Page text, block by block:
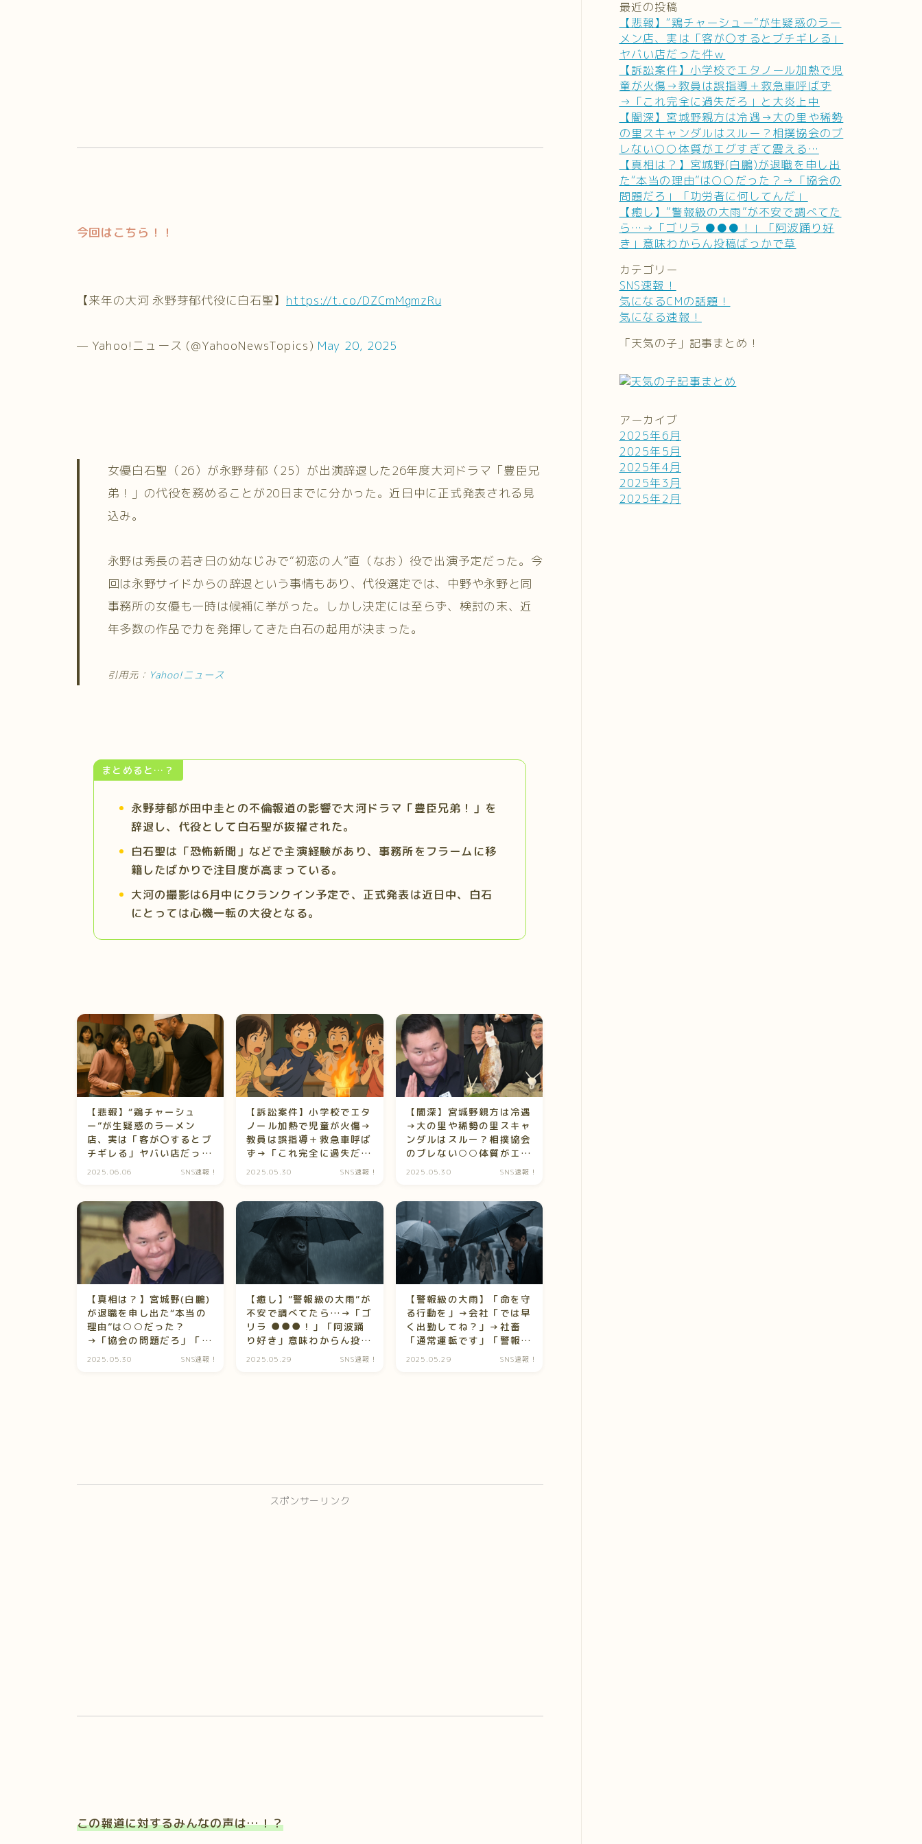
今回はこちら！！
【来年の大河 永野芽郁代役に白石聖】 https://t.co/DZCmMgmzRu
— Yahoo!ニュース (@YahooNewsTopics) May 20, 2025
女優白石聖（26）が永野芽郁（25）が出演辞退した26年度大河ドラマ「豊臣兄
弟！」の代役を務めることが20日までに分かった。近日中に正式発表される見
込み。
永野は秀長の若き日の幼なじみで“初恋の人”直（なお）役で出演予定だった。今
回は永野サイドからの辞退という事情もあり、代役選定では、中野や永野と同
事務所の女優も一時は候補に挙がった。しかし決定には至らず、検討の末、近
年多数の作品で力を発揮してきた白石の起用が決まった。
引用元： Yahoo!ニュース
まとめると…？
永野芽郁が田中圭との不倫報道の影響で大河ドラマ「豊臣兄弟！」を
辞退し、代役として白石聖が抜擢された。
白石聖は「恐怖新聞」などで主演経験があり、事務所をフラームに移
籍したばかりで注目度が高まっている。
大河の撮影は6月中にクランクイン予定で、正式発表は近日中、白石
にとっては心機一転の大役となる。
【悲報】“鶏チャーシュ
ー”が生疑惑のラーメン
店、実は「客が〇するとブ
チギレる」ヤバい店だった
件ｗ
2025.06.06 SNS速報！
【訴訟案件】小学校でエタ
ノール加熱で児童が火傷→
教員は誤指導＋救急車呼ば
ず→「これ完全に過失だ
ろ」と大炎上中
2025.05.30 SNS速報！
【闇深】宮城野親方は冷遇
→大の里や稀勢の里スキャ
ンダルはスルー？相撲協会
のブレない○○体質がエグ
すぎて震える…
2025.05.30 SNS速報！
【真相は？】宮城野(白鵬)
が退職を申し出た“本当の
理由”は○○だった？
→「協会の問題だろ」「功
労者に何してんだ」
2025.05.30 SNS速報！
【癒し】”警報級の大雨”が
不安で調べてたら…→「ゴ
リラ ●●●！」「阿波踊
り好き」意味わからん投稿
ばっかで草
2025.05.29 SNS速報！
【警報級の大雨】「命を守
る行動を」→会社「では早
く出勤してね？」→社畜
「通常運転です」「警報関
係ないです(ﾆｯｺﾘ)」
2025.05.29 SNS速報！
スポンサーリンク
この報道に対するみんなの声は…！？
最近の投稿
【悲報】“鶏チャーシュー”が生疑惑のラー
メン店、実は「客が〇するとブチギレる」
ヤバい店だった件ｗ
【訴訟案件】小学校でエタノール加熱で児
童が火傷→教員は誤指導＋救急車呼ばず
→「これ完全に過失だろ」と大炎上中
【闇深】宮城野親方は冷遇→大の里や稀勢
の里スキャンダルはスルー？相撲協会のブ
レない○○体質がエグすぎて震える…
【真相は？】宮城野(白鵬)が退職を申し出
た“本当の理由”は○○だった？→「協会の
問題だろ」「功労者に何してんだ」
【癒し】”警報級の大雨”が不安で調べてた
ら…→「ゴリラ ●●●！」「阿波踊り好
き」意味わからん投稿ばっかで草
カテゴリー
SNS速報！
気になるCMの話題！
気になる速報！
「天気の子」記事まとめ！
アーカイブ
2025年6月
2025年5月
2025年4月
2025年3月
2025年2月